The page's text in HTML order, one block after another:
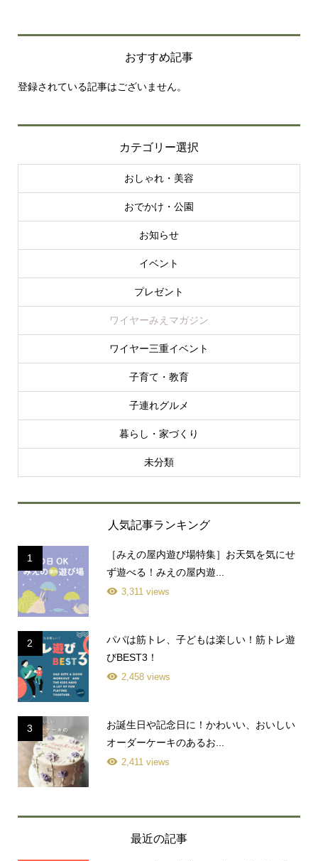
おすすめ記事
登録されている記事はございません。
カテゴリー選択
おしゃれ・美容
おでかけ・公園
お知らせ
イベント
プレゼント
ワイヤーみえマガジン
ワイヤー三重イベント
子育て・教育
子連れグルメ
暮らし・家づくり
未分類
人気記事ランキング
1
［みえの屋内遊び場特集］お天気を気にせ
ず遊べる！みえの屋内遊...
3,311 views
2
パパは筋トレ、子どもは楽しい！筋トレ遊
びBEST3！
2,458 views
3
お誕生日や記念日に！かわいい、おいしい
オーダーケーキのあるお...
2,411 views
最近の記事